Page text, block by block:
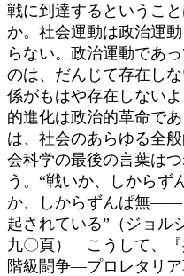
戦に到達するというこ
か。社会運動は政治運
らない。政治運動であ
のは、だんじて存在し
係がもはや存在しない
的進化は政治的革命で
は、社会のあらゆる全
会科学の最後の言葉は
う。“戦いか、しからず
か、しからずんぱ無――
起されている”（ジョル
九〇頁） こうして、『
階級闘争―プロレタリ